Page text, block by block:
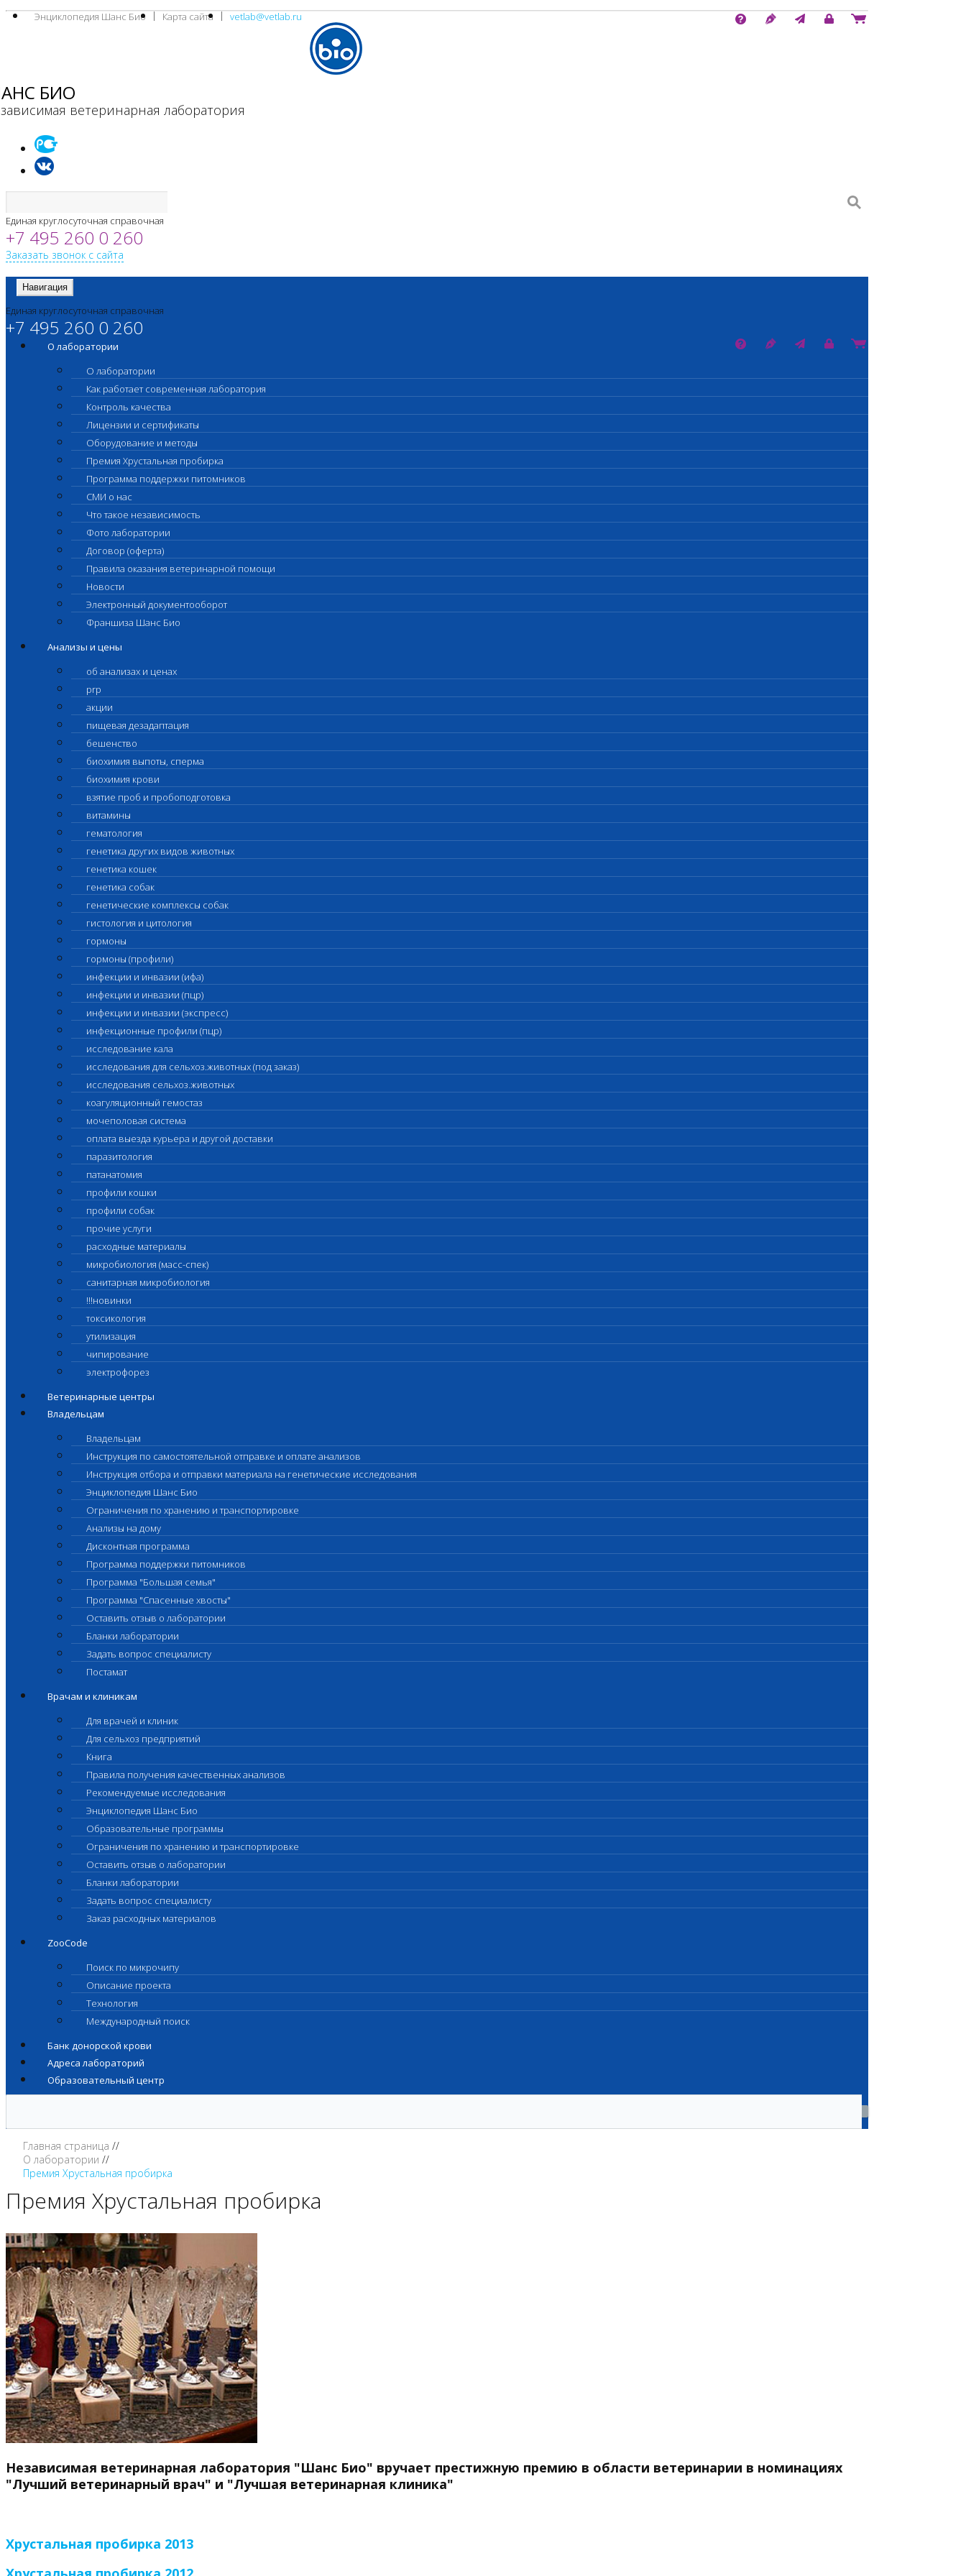
Энциклопедия Шанс Био Карта сайта vetlab@vetlab.ru
БИО
ветеринарная лаборатория
Единая круглосуточная справочная
+7 495 260 0 260
Заказать звонок с сайта
Навигация
Единая круглосуточная справочная
+7 495 260 0 260
О лаборатории
О лаборатории
Как работает современная лаборатория
Контроль качества
Лицензии и сертификаты
Оборудование и методы
Премия Хрустальная пробирка
Программа поддержки питомников
СМИ о нас
Что такое независимость
Фото лаборатории
Договор (оферта)
Правила оказания ветеринарной помощи
Новости
Электронный документооборот
Франшиза Шанс Био
Анализы и цены
об анализах и ценах
prp
акции
пищевая дезадаптация
бешенство
биохимия выпоты, сперма
биохимия крови
взятие проб и пробоподготовка
витамины
гематология
генетика других видов животных
генетика кошек
генетика собак
генетические комплексы собак
гистология и цитология
гормоны
гормоны (профили)
инфекции и инвазии (ифа)
инфекции и инвазии (пцр)
инфекции и инвазии (экспресс)
инфекционные профили (пцр)
исследование кала
исследования для сельхоз.животных (под заказ)
исследования сельхоз.животных
коагуляционный гемостаз
мочеполовая система
оплата выезда курьера и другой доставки
паразитология
патанатомия
профили кошки
профили собак
прочие услуги
расходные материалы
микробиология (масс-спек)
санитарная микробиология
!!!новинки
токсикология
утилизация
чипирование
электрофорез
Ветеринарные центры
Владельцам
Владельцам
Инструкция по самостоятельной отправке и оплате анализов
Инструкция отбора и отправки материала на генетические исследования
Энциклопедия Шанс Био
Ограничения по хранению и транспортировке
Анализы на дому
Дисконтная программа
Программа поддержки питомников
Программа "Большая семья"
Программа "Спасенные хвосты"
Оставить отзыв о лаборатории
Бланки лаборатории
Задать вопрос специалисту
Постамат
Врачам и клиникам
Для врачей и клиник
Для сельхоз предприятий
Книга
Правила получения качественных анализов
Рекомендуемые исследования
Энциклопедия Шанс Био
Образовательные программы
Ограничения по хранению и транспортировке
Оставить отзыв о лаборатории
Бланки лаборатории
Задать вопрос специалисту
Заказ расходных материалов
ZooCode
Поиск по микрочипу
Описание проекта
Технология
Международный поиск
Банк донорской крови
Адреса лабораторий
Образовательный центр
Главная страница
О лаборатории
Премия Хрустальная пробирка
Премия Хрустальная пробирка
Независимая ветеринарная лаборатория "Шанс Био" вручает престижную премию в области ветеринарии в номинациях
"Лучший ветеринарный врач" и "Лучшая ветеринарная клиника"
Хрустальная пробирка 2013